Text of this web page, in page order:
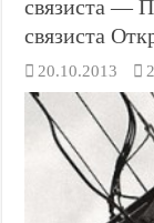
связиста —
связиста
20.10.2013